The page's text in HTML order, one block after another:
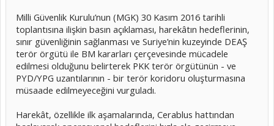
Milli Güvenlik Kurulu’nun (MGK) 30 Kasım 2016 tarihli
toplantısına ilişkin basın açıklaması, harekâtın hedeflerinin,
sınır güvenliğinin sağlanması ve Suriye’nin kuzeyinde DEAŞ
terör örgütü ile BM kararları çerçevesinde mücadele
edilmesi olduğunu belirterek PKK terör örgütünün - ve
PYD/YPG uzantılarının - bir terör koridoru oluşturmasına
müsaade edilmeyeceğini vurguladı.
Harekât, özellikle ilk aşamalarında, Cerablus hattından